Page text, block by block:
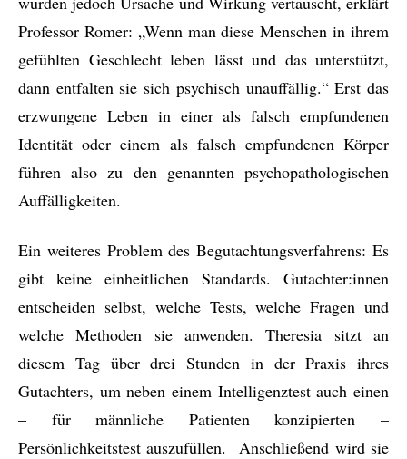
Professor Romer: „Wenn man diese Menschen in ihrem
gefühlten Geschlecht leben lässt und das unterstützt,
dann entfalten sie sich psychisch unauffällig.“ Erst das
erzwungene Leben in einer als falsch empfundenen
Identität oder einem als falsch empfundenen Körper
führen also zu den genannten psychopathologischen
Auffälligkeiten.
Ein weiteres Problem des Begutachtungsverfahrens: Es
gibt keine einheitlichen Standards. Gutachter:innen
entscheiden selbst, welche Tests, welche Fragen und
welche Methoden sie anwenden. Theresia sitzt an
diesem Tag über drei Stunden in der Praxis ihres
Gutachters, um neben einem Intelligenztest auch einen
– für männliche Patienten konzipierten –
Persönlichkeitstest auszufüllen. Anschließend wird sie